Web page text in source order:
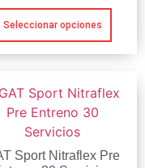
Seleccionar opciones
Sport Nitraflex Pre